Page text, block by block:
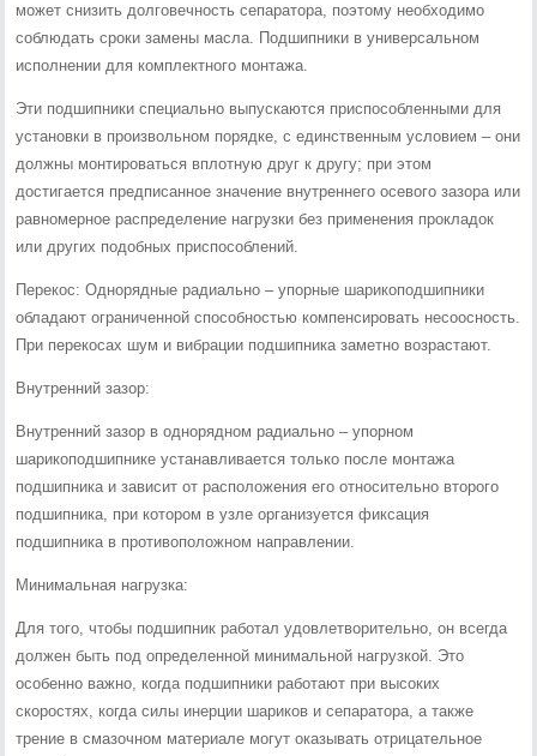
может снизить долговечность сепаратора, поэтому необходимо
соблюдать сроки замены масла. Подшипники в универсальном
исполнении для комплектного монтажа.
Эти подшипники специально выпускаются приспособленными для
установки в произвольном порядке, с единственным условием – они
должны монтироваться вплотную друг к другу; при этом
достигается предписанное значение внутреннего осевого зазора или
равномерное распределение нагрузки без применения прокладок
или других подобных приспособлений.
Перекос: Однорядные радиально – упорные шарикоподшипники
обладают ограниченной способностью компенсировать несоосность.
При перекосах шум и вибрации подшипника заметно возрастают.
Внутренний зазор:
Внутренний зазор в однорядном радиально – упорном
шарикоподшипнике устанавливается только после монтажа
подшипника и зависит от расположения его относительно второго
подшипника, при котором в узле организуется фиксация
подшипника в противоположном направлении.
Минимальная нагрузка:
Для того, чтобы подшипник работал удовлетворительно, он всегда
должен быть под определенной минимальной нагрузкой. Это
особенно важно, когда подшипники работают при высоких
скоростях, когда силы инерции шариков и сепаратора, а также
трение в смазочном материале могут оказывать отрицательное